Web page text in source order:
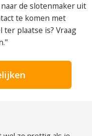
naar de slotenmaker uit
te komen met
plaatse is? Vraag